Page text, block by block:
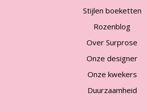
Stijlen boeketten
Rozenblog
Over Surprose
Onze designer
Onze kwekers
Duurzaamheid